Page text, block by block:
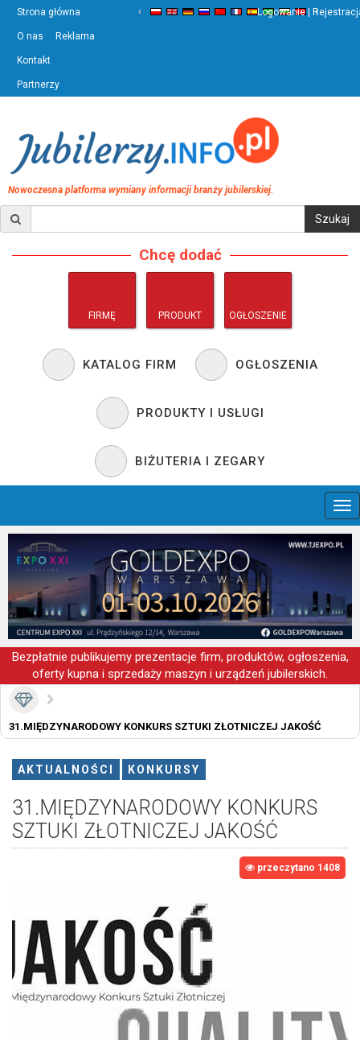
Strona główna
O nas Reklama
Kontakt
Partnerzy
‹ ›
Logowanie |
Nowoczesna platforma wymiany informacji branży jubilerskiej.
Chcę dodać
FIRMĘ PRODUKT OGŁOSZENIE
KATALOG FIRM OGŁOSZENIA
PRODUKTY I USŁUGI
BIŻUTERIA I ZEGARY
Bezpłatnie publikujemy prezentacje firm, produktów, ogłoszenia,
oferty kupna i sprzedaży maszyn i urządzeń jubilerskich.
31.MIĘDZYNARODOWY KONKURS SZTUKI ZŁOTNICZEJ JAKOŚĆ
AKTUALNOŚCI KONKURSY
31.MIĘDZYNARODOWY KONKURS
SZTUKI ZŁOTNICZEJ JAKOŚĆ
przeczytano 1408